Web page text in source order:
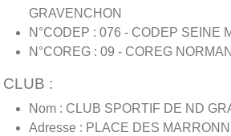
GRAVENCHON
N°CODEP : 076 - CODEP SEINE
N°COREG : 09 - COREG
CLUB :
Nom : CLUB SPORTIF DE ND
Adresse : PLACE DES